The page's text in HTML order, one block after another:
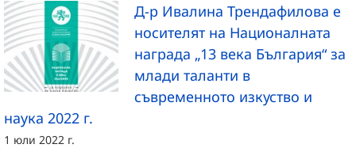
Д-р Ивалина Трендафилова е
носителят на Националната
награда „13 века България“ за
млади таланти в
съвременното изкуство и
наука 2022 г.
1 юли 2022 г.